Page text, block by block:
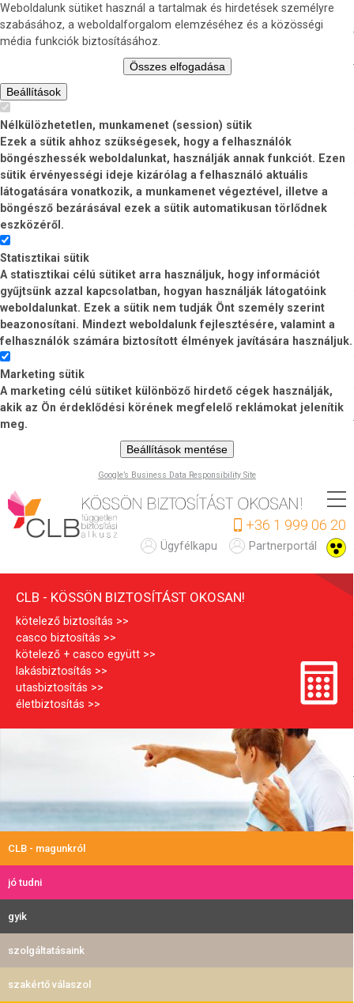
Weboldalunk sütiket használ a tartalmak és hirdetések személyre
szabásához, a weboldalforgalom elemzéséhez és a közösségi
média funkciók biztosításához.
Összes elfogadása
Beállítások
Nélkülözhetetlen, munkamenet (session) sütik
Ezek a sütik ahhoz szükségesek, hogy a felhasználók
böngészhessék weboldalunkat, használják annak funkciót. Ezen
sütik érvényességi ideje kizárólag a felhasználó aktuális
látogatására vonatkozik, a munkamenet végeztével, illetve a
böngésző bezárásával ezek a sütik automatikusan törlődnek
eszközéről.
Statisztikai sütik
A statisztikai célú sütiket arra használjuk, hogy információt
gyűjtsünk azzal kapcsolatban, hogyan használják látogatóink
weboldalunkat. Ezek a sütik nem tudják Önt személy szerint
beazonosítani. Mindezt weboldalunk fejlesztésére, valamint a
felhasználók számára biztosított élmények javítására használjuk.
Marketing sütik
A marketing célú sütiket különböző hirdető cégek használják,
akik az Ön érdeklődési körének megfelelő reklámokat jelenítik
meg.
Beállítások mentése
Google’s Business Data Responsibility Site
Ugrás
a
tartalomra
L
B
+36 1 999 06 20
Partnerportál
Ügyfélkapu
CLB - KÖSSÖN BIZTOSÍTÁST OKOSAN!
kötelező biztosítás
casco biztosítás
kötelező + casco együtt
lakásbiztosítás
utasbiztosítás
életbiztosítás
CLB - magunkról
jó tudni
gyik
szolgáltatásaink
szakértő válaszol